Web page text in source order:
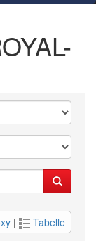
| Tabelle